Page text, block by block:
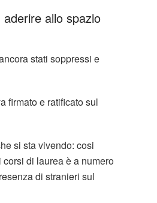
allo spazio
stati soppressi e
firmato e ratificato sul
si sta vivendo: cosi
di laurea è a numero
di stranieri sul